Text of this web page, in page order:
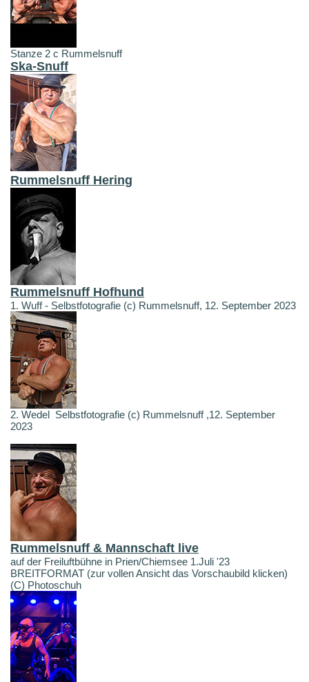
Stanze 2 c Rummelsnuff
Ska-Snuff
Rummelsnuff Hering
Rummelsnuff Hofhund
1. Wuff - Selbstfotografie (c) Rummelsnuff, 12. September 2023
2. Wedel Selbstfotografie (c) Rummelsnuff ,12. September
2023
Rummelsnuff & Mannschaft live
auf der Freiluftbühne in Prien/Chiemsee 1.Juli '23
BREITFORMAT (zur vollen Ansicht das Vorschaubild klicken)
(C) Photoschuh